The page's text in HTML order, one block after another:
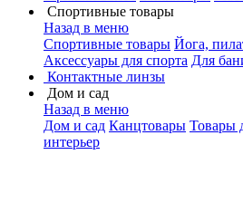
Спортивные товары
Назад в меню
Спортивные товары Йога,
Аксессуары для спорта Для
Контактные линзы
Дом и сад
Назад в меню
Дом и сад Канцтовары Товары
интерьер